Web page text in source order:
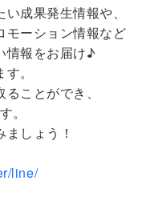
成果発生情報や、
モーション情報など
情報をお届け♪
。
ことができ、
。
しょう！
line/